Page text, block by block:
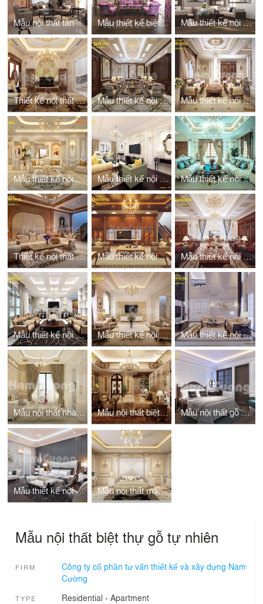
Mẫu nội thất tân cổ điển nhà 3 tầng Mẫu thiết kế biệt thự nội thất màu tím Mẫu thiết kế nội thất biệt thự đẹp 2 tầng
Thiết kế nội thất biệt thự 4 tầng kiểu Pháp Mẫu thiết kế nội thất biệt thự pháp 2 tầng Mẫu thiết kế nội thất biệt thự pháp 250m2
Mẫu thiết kế nội thất nhà kiểu pháp Mẫu thiết kế nội thất nhà ống 5m Mẫu thiết kế nội thất 3 tầng 2 mặt tiền tân cổ điển
Thiết kế nội thất biệt thự mái thái tân cổ điển Mẫu thiết kế nội thất biệt thự pháp 10m Mẫu thiết kế nội thất gỗ nhà 3 tầng
Mẫu thiết kế nội thất biệt thự vinhomes 3 tầng Mẫu thiết kế nội thất biệt thự màu trắng Mẫu thiết kế nội thất châu âu cổ điển
Mẫu nội thất nhà vườn Châu Âu Mẫu nội thất biệt thự Châu Âu kiểu Pháp Mẫu nội thất gỗ óc chó biệt thự
Mẫu thiết kế nội thất biệt thự vinhomes riverside Mẫu nội thất màu trắng tân cổ điển cho biệt thự
Mẫu nội thất biệt thự gỗ tự nhiên
FIRM
Công ty cổ phần tư vấn thiết kế và xây dựng Nam
Cường
TYPE Residential › Apartment